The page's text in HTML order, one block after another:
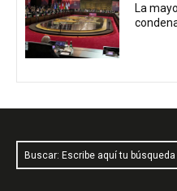
La
Buscar: Escribe aquí tu búsqueda